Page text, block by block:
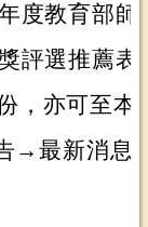
度教育部
評選推薦
，亦可至
→最新消息